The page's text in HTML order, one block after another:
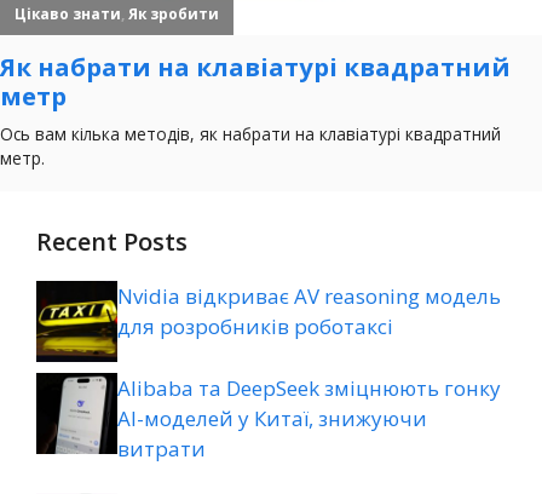
Recent Posts
Nvidia відкриває AV reasoning модель
для розробників роботаксі
Alibaba та DeepSeek зміцнюють гонку
AI-моделей у Китаї, знижуючи
витрати